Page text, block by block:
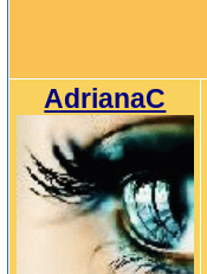
AdrianaC